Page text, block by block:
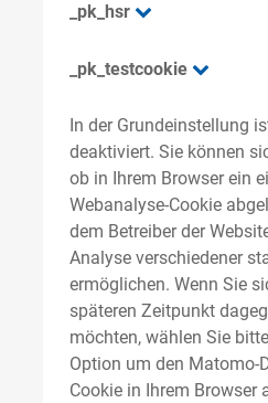
_pk_hsr
_pk_testcookie
In der Grundeinstellung
deaktiviert. Sie können
ob in Ihrem Browser ein
Webanalyse-Cookie
dem Betreiber der
Analyse verschiedener
ermöglichen. Wenn Sie
späteren Zeitpunkt
möchten, wählen Sie
Option um den Matomo-
Cookie in Ihrem Browser